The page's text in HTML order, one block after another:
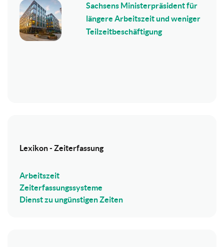
Sachsens Ministerpräsident für
längere Arbeitszeit und weniger
Teilzeitbeschäftigung
Lexikon - Zeiterfassung
Arbeitszeit
Zeiterfassungssysteme
Dienst zu ungünstigen Zeiten